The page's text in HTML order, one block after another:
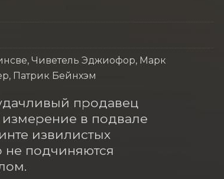
Чиветель Эджиофор, Марк
Патрик Бейнхэм
продавец
в подвале
извилистых
подчиняются